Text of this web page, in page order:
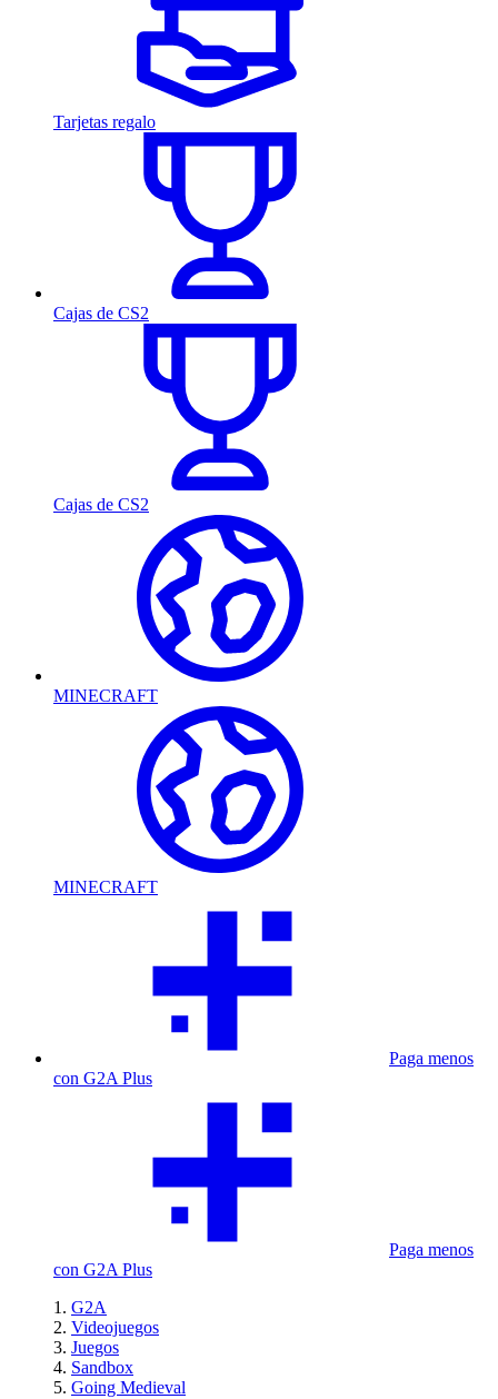
Tarjetas regalo
Cajas de CS2
Cajas de CS2
MINECRAFT
MINECRAFT
Paga menos
con G2A Plus
Paga menos
con G2A Plus
G2A
Videojuegos
Juegos
Sandbox
Going Medieval